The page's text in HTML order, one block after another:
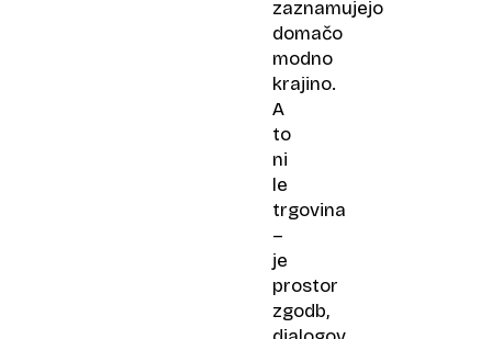
zaznamujejo
domačo
modno
krajino.
A
to
ni
le
trgovina
–
je
prostor
zgodb,